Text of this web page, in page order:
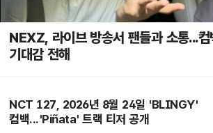
NEXZ, 라이브 방송서 팬들과 소통...컴
기대감 전해
NCT 127, 2026년 8월 24일 'BLINGY'
컴백...'Piñata' 트랙 티저 공개